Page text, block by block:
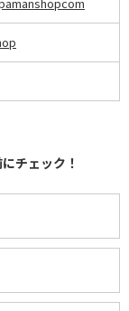
チェック！